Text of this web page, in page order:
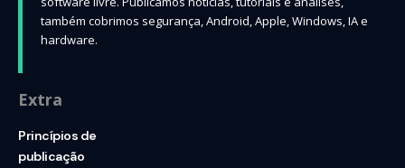
também cobrimos segurança, Android, Apple, Windows, IA e
hardware.
Extra
Princípios de
publicação